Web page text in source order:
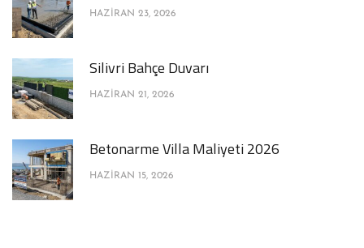
HAZIRAN 23, 2026
Silivri Bahçe Duvarı
HAZIRAN 21, 2026
Betonarme Villa Maliyeti 2026
HAZIRAN 15, 2026